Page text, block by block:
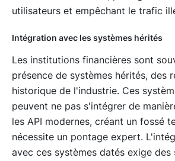
utilisateurs et empêchant le trafic
Intégration avec les systèmes hérités
Les institutions financières sont
présence de systèmes hérités, des
historique de l'industrie. Ces
peuvent ne pas s'intégrer de
les API modernes, créant un fossé
nécessite un pontage expert.
avec ces systèmes datés exige